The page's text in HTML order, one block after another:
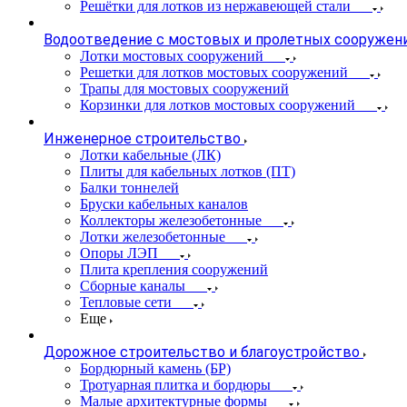
Решётки для лотков из нержавеющей стали
Водоотведение с мостовых и пролетных
Лотки мостовых сооружений
Решетки для лотков мостовых сооружений
Трапы для мостовых сооружений
Корзинки для лотков мостовых сооружений
Инженерное строительство
Лотки кабельные (ЛК)
Плиты для кабельных лотков (ПТ)
Балки тоннелей
Бруски кабельных каналов
Коллекторы железобетонные
Лотки железобетонные
Опоры ЛЭП
Плита крепления сооружений
Сборные каналы
Тепловые сети
Еще
Дорожное строительство и благоустройство
Бордюрный камень (БР)
Тротуарная плитка и бордюры
Малые архитектурные формы